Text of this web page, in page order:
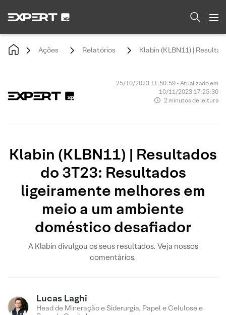
Ações Relatórios Klabin (KLBN11) |
25/10/2023 11:50:59 • Atualizado em
10/11/2023 17:25:30
2 minutos de leitura
Klabin (KLBN11) | Resultados
do 3T23: Resultados
ligeiramente melhores em
meio a um ambiente
doméstico desafiador
A Klabin divulgou os seus resultados. Veja nossos
comentários.
Lucas Laghi
Head de Mineração e Siderurgia, Papel e Celulose e